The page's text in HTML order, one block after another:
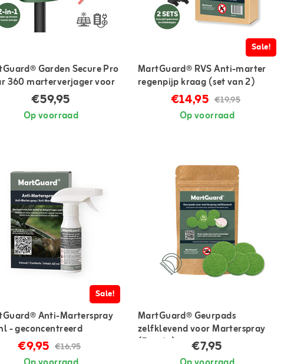
Garden Secure Pro
360 marterverjager voor
€59,95
Op voorraad
Sale!
MartGuard® RVS Anti-marter
regenpijp kraag (set van 2)
€14,95 €19,95
Op voorraad
Sale!
Anti-Marterspray
- geconcentreerd
€9,95 €16,95
MartGuard® Geurpads
zelfklevend voor Marterspray
(5 stuks)
€7,95